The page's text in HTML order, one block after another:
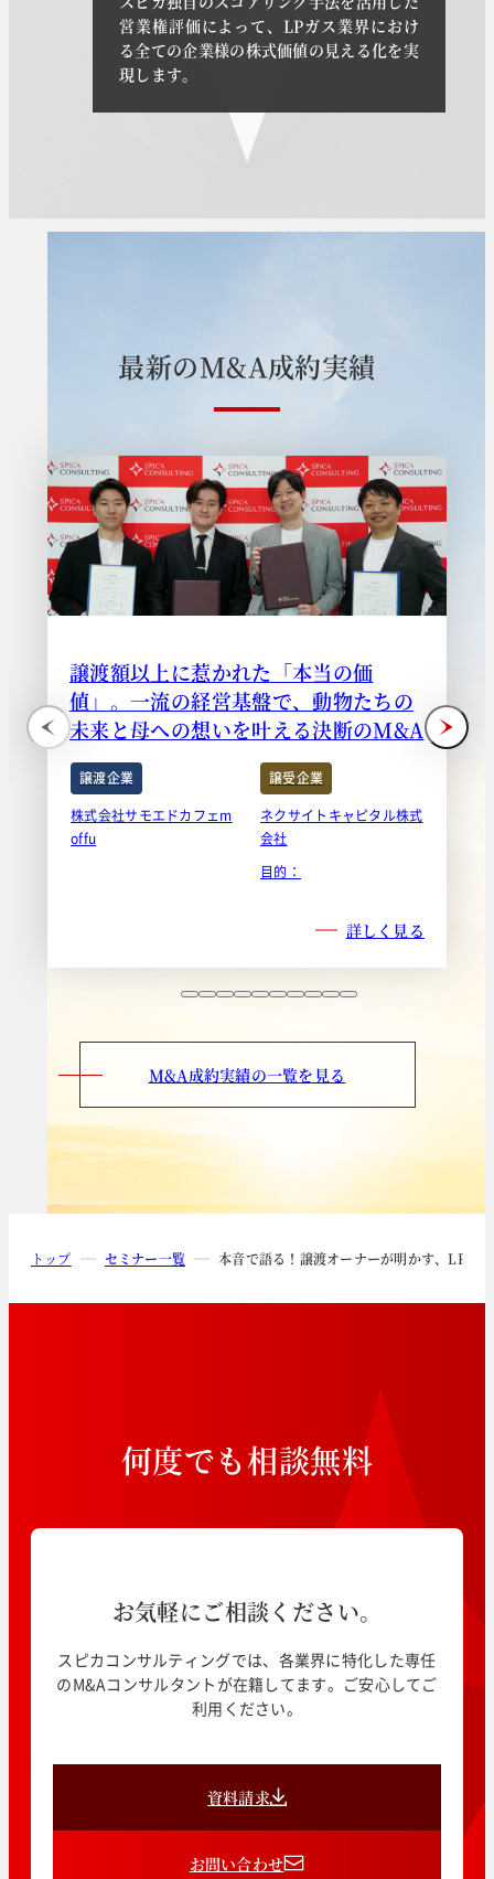
営業権評価によって、LPガス業界におけ
る全ての企業様の株式価値の見える化を実
現します。
最新のM&A成約実績
譲渡額以上に惹かれた「本当の価
値」。一流の経営基盤で、動物たちの
未来と母への想いを叶える決断のM&A
譲渡企業
譲受企業
株式会社サモエドカフェm
offu
ネクサイトキャピタル株式
会社
目的：
詳しく見る
M&A成約実績の一覧を見る
トップ セミナー一覧 本音で語る！譲渡オーナーが明かす、LPガ
何度でも相談無料
お気軽にご相談ください。
スピカコンサルティングでは、各業界に特化した専任
のM&Aコンサルタントが在籍してます。ご安心してご
利用ください。
資料請求
お問い合わせ